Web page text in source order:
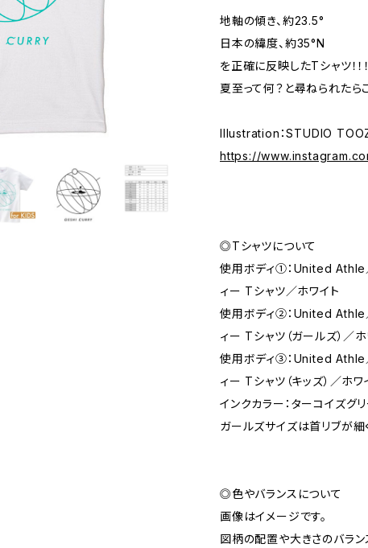
地軸の傾き、約23.5°
日本の緯度、約35°N
を正確に反映したTシャツ！！
夏至って何？と尋ねられたら
Illustration：STUDIO
https://
◎Tシャツについて
使用ボディ①：United Athle
ィー Tシャツ／ホワイト
使用ボディ②：United Athle
ィー Tシャツ（ガールズ）／
使用ボディ③：United Athle
ィー Tシャツ（キッズ）／ホワ
インクカラー：ターコイズグ
ガールズサイズは首リブが細
◎色やバランスについて
画像はイメージです。
図柄の配置や大きさのバラン